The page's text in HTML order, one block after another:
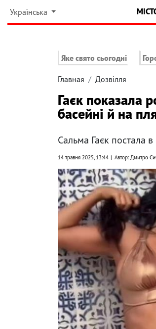
Українська
Яке свято сьогодні
Главная Дозвілля
Гаєк показала
басейні й на
Сальма Гаєк постала
14 травня 2025, 13:44 Автор: Дмитро